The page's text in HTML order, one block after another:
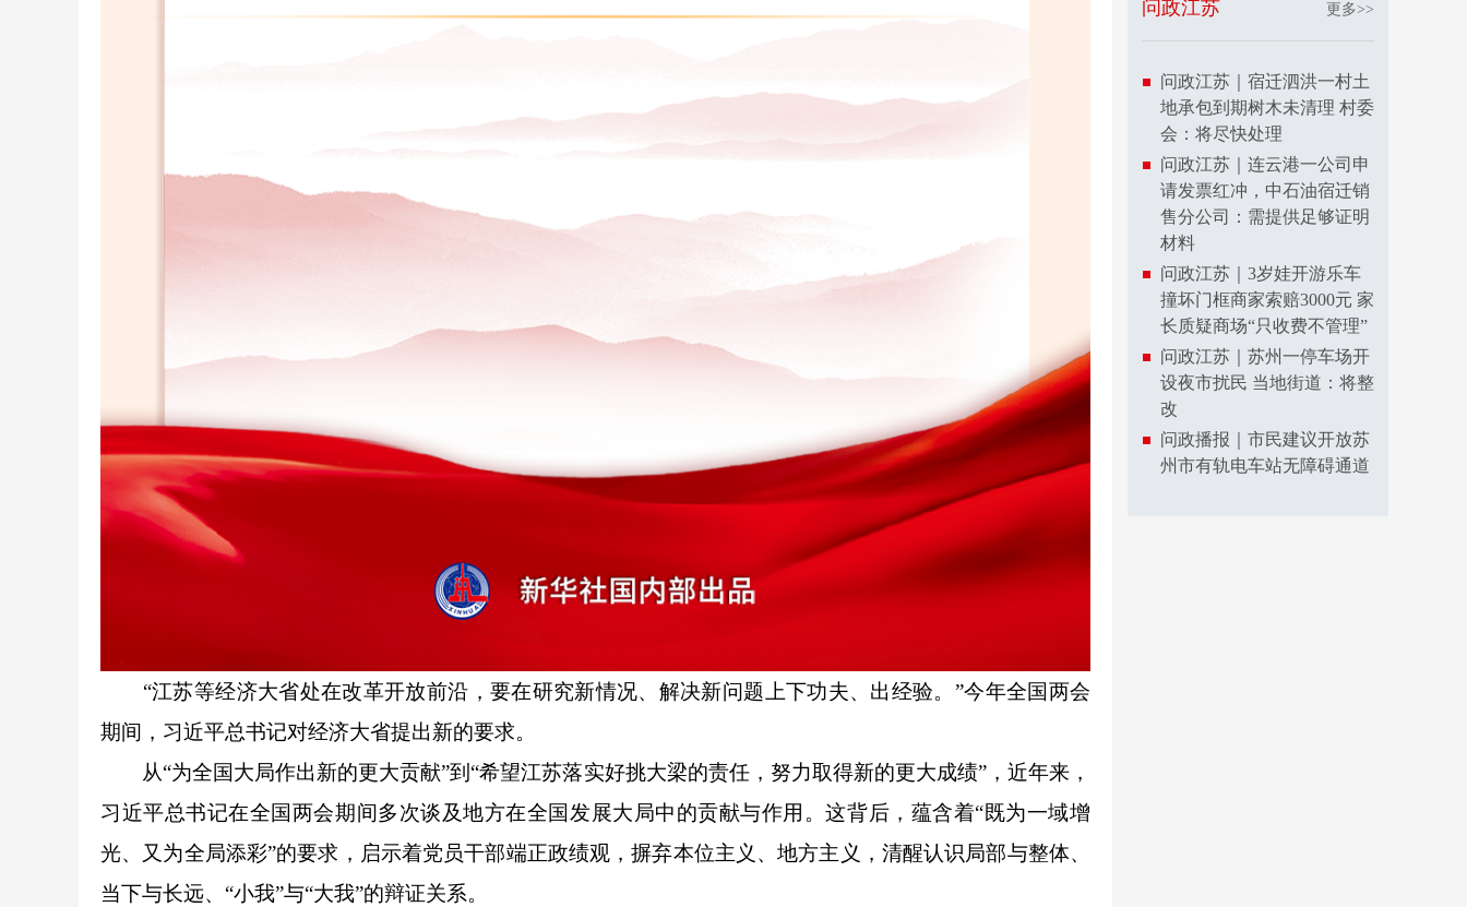
“江苏等经济大省处在改革开放前沿，要在研究新情况、解决新问题上下功夫、出经验。”今年全国两会
期间，习近平总书记对经济大省提出新的要求。
从“为全国大局作出新的更大贡献”到“希望江苏落实好挑大梁的责任，努力取得新的更大成绩”，近年来，
习近平总书记在全国两会期间多次谈及地方在全国发展大局中的贡献与作用。这背后，蕴含着“既为一域增
光、又为全局添彩”的要求，启示着党员干部端正政绩观，摒弃本位主义、地方主义，清醒认识局部与整体、
当下与长远、“小我”与“大我”的辩证关系。
问政江苏 更多>>
问政江苏｜宿迁泗洪一村土
地承包到期树木未清理 村委
会：将尽快处理
问政江苏｜连云港一公司申
请发票红冲，中石油宿迁销
售分公司：需提供足够证明
材料
问政江苏｜3岁娃开游乐车
撞坏门框商家索赔3000元 家
长质疑商场“只收费不管理”
问政江苏｜苏州一停车场开
设夜市扰民 当地街道：将整
改
问政播报｜市民建议开放苏
州市有轨电车站无障碍通道